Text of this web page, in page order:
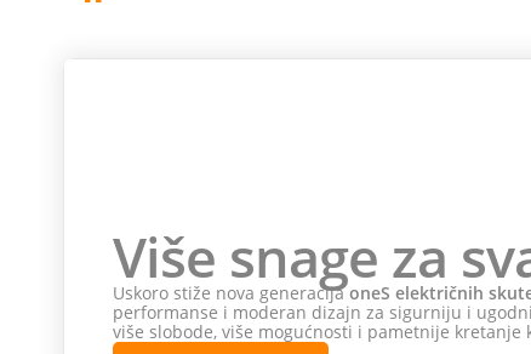
Više snage za
Uskoro stiže nova generacijaoneS električnih
performanse i moderan dizajn za sigurniju i
više slobode, više mogućnosti i pametnije kretanje